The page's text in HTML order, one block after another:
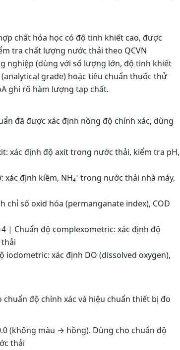
chất hóa học có độ tinh khiết cao, được
tra chất lượng nước thải theo QCVN
nghiệp (dùng với số lượng lớn, độ tinh khiết
grade) hoặc tiêu chuẩn thuốc thử
ghi rõ hàm lượng tạp chất.
đã được xác định nồng độ chính xác, dùng
xác định độ axit trong nước thải, kiểm tra pH,
xác định kiềm, NH₄⁺ trong nước thải nhà máy,
chỉ số oxid hóa (permanganate index), COD
4 | Chuẩn độ complexometric: xác định độ
thải
iodometric: xác định DO (dissolved oxygen),
độ chính xác và hiệu chuẩn thiết bị đo
(không màu → hồng). Dùng cho chuẩn độ
thải